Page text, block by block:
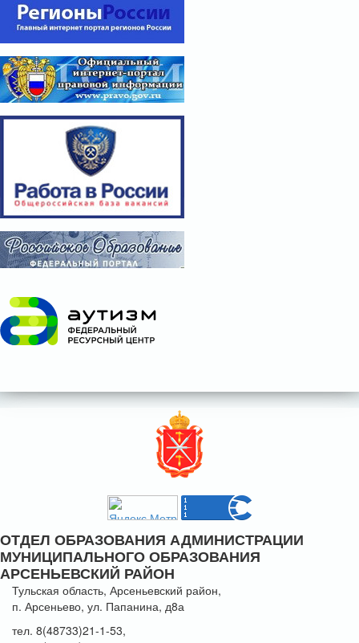
ОТДЕЛ ОБРАЗОВАНИЯ АДМИНИСТРАЦИИ
МУНИЦИПАЛЬНОГО ОБРАЗОВАНИЯ
АРСЕНЬЕВСКИЙ РАЙОН
Тульская область, Арсеньевский район,
п. Арсеньево, ул. Папанина, д8а
тел. 8(48733)21-1-53,